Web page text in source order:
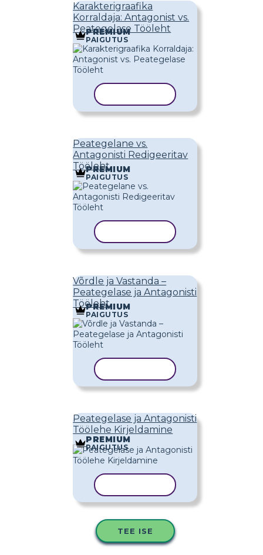
Karakterigraafika
Korraldaja: Antagonist vs.
Peategelase Tööleht
PREMIUM
PAIGUTUS
Peategelane vs.
Antagonisti Redigeeritav
Tööleht
PREMIUM
PAIGUTUS
Võrdle ja Vastanda –
Peategelase ja Antagonisti
Tööleht
PREMIUM
PAIGUTUS
Peategelase ja Antagonisti
Töölehe Kirjeldamine
PREMIUM
PAIGUTUS
TEE ISE